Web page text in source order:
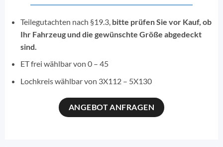
Teilegutachten nach §19.3, bitte prüfen Sie vor Kauf, ob
Ihr Fahrzeug und die gewünschte Größe abgedeckt
sind.
ET frei wählbar von 0 – 45
Lochkreis wählbar von 3X112 – 5X130
ANGEBOT ANFRAGEN